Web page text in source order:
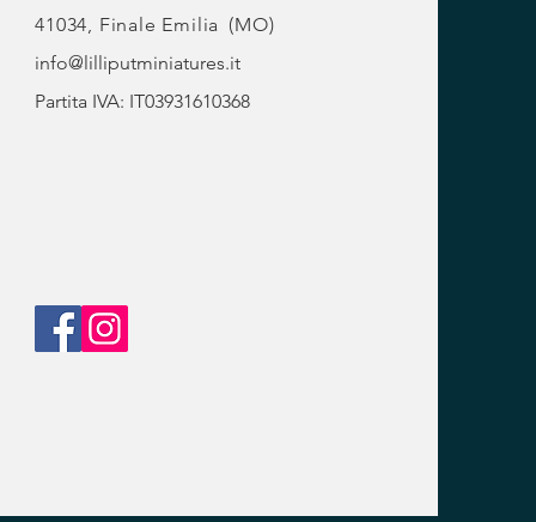
41034, Finale Emilia (MO)
info@lilliputminiatures.it
Partita IVA: IT03931610368